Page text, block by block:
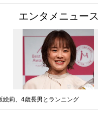
エンタメニュース
絵莉、4歳長男とランニング